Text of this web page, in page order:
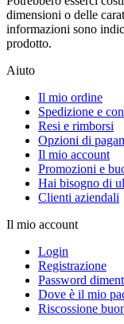
dimensioni o delle
informazioni sono
prodotto.
Aiuto
Il mio ordine
Spedizione e
Resi e rimborsi
Opzioni di
Il mio account
Promozioni e
Hai bisogno di
Clienti aziendali
Il mio account
Login
Registrazione
Password
Dove è il mio
Riscossione